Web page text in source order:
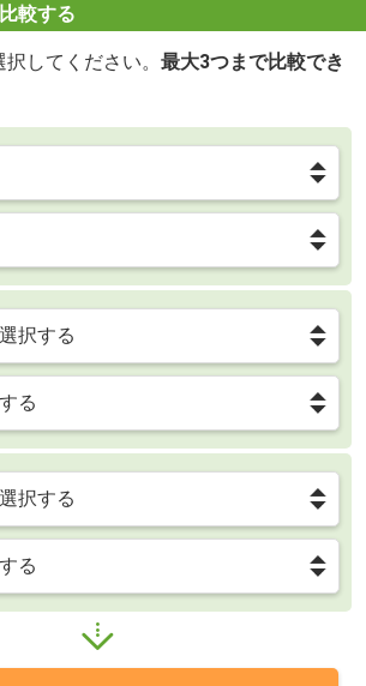
較する
してください。 最大3つまで比較でき